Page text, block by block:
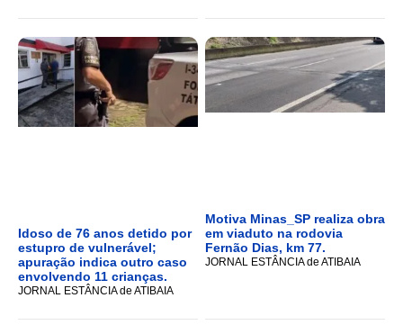
Idoso de 76 anos detido por
estupro de vulnerável;
apuração indica outro caso
envolvendo 11 crianças.
JORNAL ESTÂNCIA de ATIBAIA
Motiva Minas_SP realiza obra
em viaduto na rodovia
Fernão Dias, km 77.
JORNAL ESTÂNCIA de ATIBAIA